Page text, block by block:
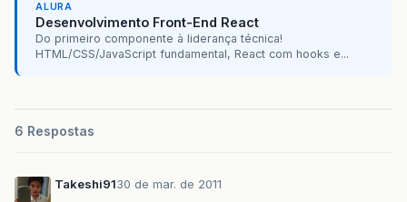
ALURA
Desenvolvimento Front-End React
Do primeiro componente à liderança técnica!
HTML/CSS/JavaScript fundamental, React com hooks e...
6 Respostas
Takeshi9130 de mar. de 2011